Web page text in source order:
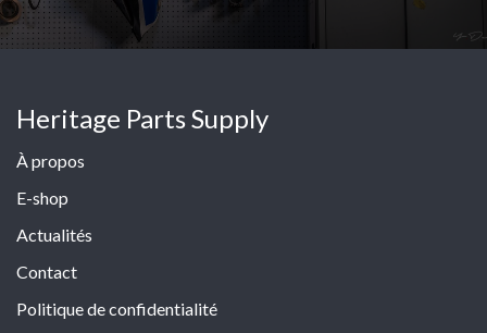
Heritage Parts Supply
À propos
E-shop
Actualités
Contact
Politique de confidentialité